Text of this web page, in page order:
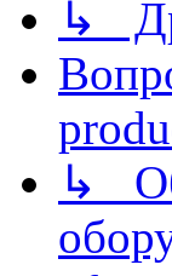
↳
↳